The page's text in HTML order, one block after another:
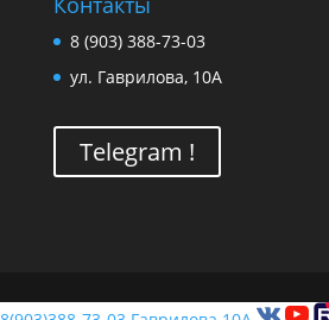
8 (903) 388-73-03
ул. Гаврилова, 10А
Telegram !